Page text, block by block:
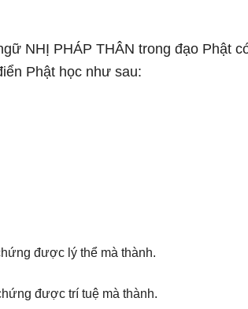
NHỊ PHÁP THÂN trong đạo Phật
Phật học như sau:
được lý thể mà thành.
được trí tuệ mà thành.